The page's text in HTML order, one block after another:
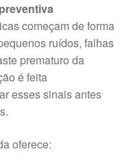
começam de forma
ruídos, falhas
prematuro da
é feita
esses sinais antes
oferece: